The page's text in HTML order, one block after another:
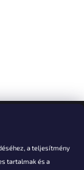
a teljesítmény
tartalmak és a